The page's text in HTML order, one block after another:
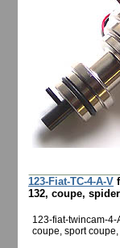
123-Fiat-TC-4-A-V
132, coupe,
123-fiat-twincam-
coupe, sport